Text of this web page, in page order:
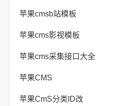
苹果cmsb站模板
苹果cms影视模板
苹果cms采集接口大全
苹果CMS
苹果CmS分类ID改